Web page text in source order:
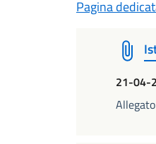
Pagina
21-04-